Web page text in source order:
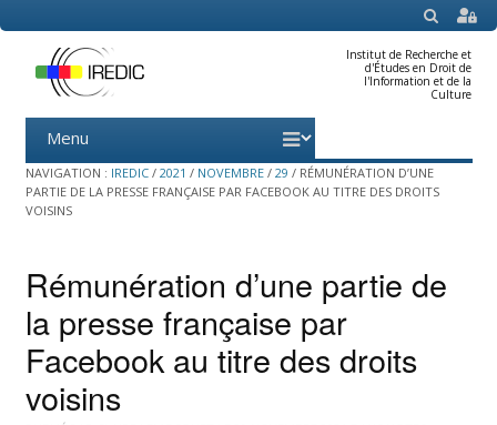
SEARCH
Institut de Recherche et
d'Études en Droit de
l'Information et de la
Culture
Menu
content
NAVIGATION : IREDIC / 2021 / NOVEMBRE / 29 / RÉMUNÉRATION D’UNE
PARTIE DE LA PRESSE FRANÇAISE PAR FACEBOOK AU TITRE DES DROITS
VOISINS
Rémunération d’une partie de
la presse française par
Facebook au titre des droits
voisins